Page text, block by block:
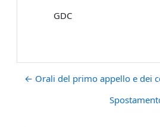
GDC
← Orali del primo appello e dei